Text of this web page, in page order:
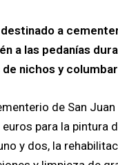
destinado a
a las pedanías
nichos y
de San
para la pintura
y dos, la